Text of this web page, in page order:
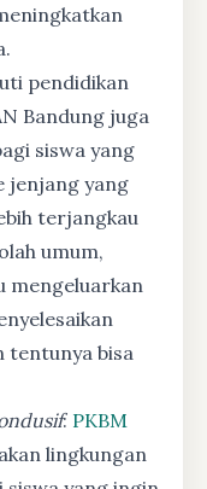
pendidikan
Bandung juga
siswa yang
jenjang yang
terjangkau
umum,
mengeluarkan
tentunya bisa
: PKBM
lingkungan